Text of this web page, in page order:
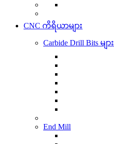
CNC ကိရိယာများ
Carbide Drill Bits များ
End Mill